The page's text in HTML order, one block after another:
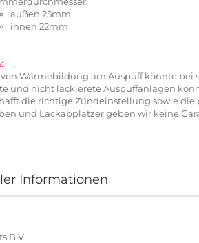
außen 25mm
innen 22mm
Wärmebildung am Auspuff könnte bei
und nicht lackierete Auspuffanlagen
die richtige Zündeinstellung sowie die
und Lackabplatzer geben wir keine
Informationen
B.V.